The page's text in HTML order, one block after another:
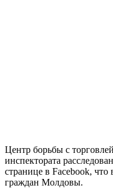
Центр борьбы с
инспектората
странице в Facebook, что
граждан Молдовы.